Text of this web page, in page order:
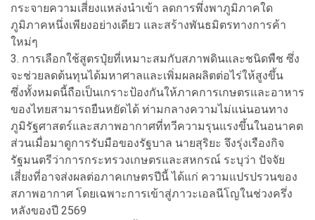
กระจายความเสี่ยงแหล่งนำเข้า ลดการพึ่งพาภูมิภาคใด
ภูมิภาคหนึ่งเพียงอย่างเดียว และสร้างพันธมิตรทางการค้า
ใหม่ๆ
3. การเลือกใช้สูตรปุ๋ยที่เหมาะสมกับสภาพดินและชนิดพืช ซึ่ง
จะช่วยลดต้นทุนได้มหาศาลและเพิ่มผลผลิตต่อไร่ให้สูงขึ้น
ซึ่งทั้งหมดนี้ถือเป็นเกราะป้องกันให้ภาคการเกษตรและอาหาร
ของไทยสามารถยืนหยัดได้ ท่ามกลางความไม่แน่นอนทาง
ภูมิรัฐศาสตร์และสภาพอากาศที่ทวีความรุนแรงขึ้นในอนาคต
ส่วนเมื่อมาดูการรับมือของรัฐบาล นายสุริยะ จึงรุ่งเรืองกิจ
รัฐมนตรีว่าการกระทรวงเกษตรและสหกรณ์ ระบุว่า ปัจจัย
เสี่ยงที่อาจส่งผลต่อภาคเกษตรปีนี้ ได้แก่ ความแปรปรวนของ
สภาพอากาศ โดยเฉพาะการเข้าสู่ภาวะเอลนีโญในช่วงครึ่ง
หลังของปี 2569